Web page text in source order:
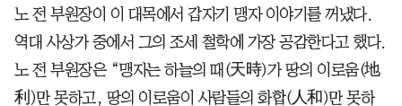
노 전 부원장이 이 대목에서 갑자기 맹자 이야기를 꺼냈다.
역대 사상가 중에서 그의 조세 철학에 가장 공감한다고 했다.
노 전 부원장은 “맹자는 하늘의 때(天時)가 땅의 이로움(地
利)만 못하고, 땅의 이로움이 사람들의 화합(人和)만 못하